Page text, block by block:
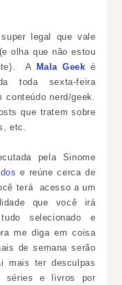
legal que vale
olha que não estou
A Mala Geek é
toda sexta-feira
nerd/geek.
que tratem sobre
etc.
pela Sinome
e reúne cerca de
terá
acesso a um
que você irá
selecionado e
me diga em coisa
de semana serão
mais ter desculpas
séries e livros por